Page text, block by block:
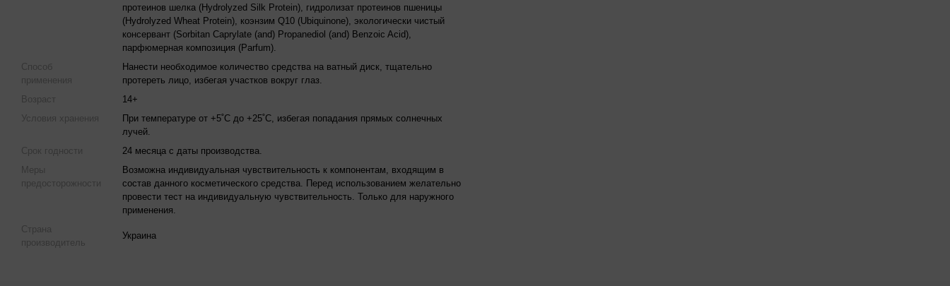
протеинов шелка (Hydrolyzed Silk Protein), гидролизат протеинов пшеницы
(Hydrolyzed Wheat Protein), коэнзим Q10 (Ubiquinone), экологически чистый
консервант (Sorbitan Caprylate (and) Propanediol (and) Benzoic Acid),
парфюмерная композиция (Parfum).
Способ
применения
Нанести необходимое количество средства на ватный диск, тщательно
протереть лицо, избегая участков вокруг глаз.
Возраст
14+
Условия хранения
При температуре от +5˚С до +25˚С, избегая попадания прямых солнечных
лучей.
Срок годности
24 месяца с даты производства.
Меры
предосторожности
Возможна индивидуальная чувствительность к компонентам, входящим в
состав данного косметического средства. Перед использованием желательно
провести тест на индивидуальную чувствительность. Только для наружного
применения.
Страна
производитель
Украина